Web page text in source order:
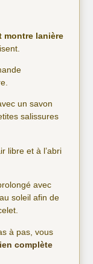
montre lanière
un savon
salissures
libre et à l’abri
avec
soleil afin de
à pas, vous
complète